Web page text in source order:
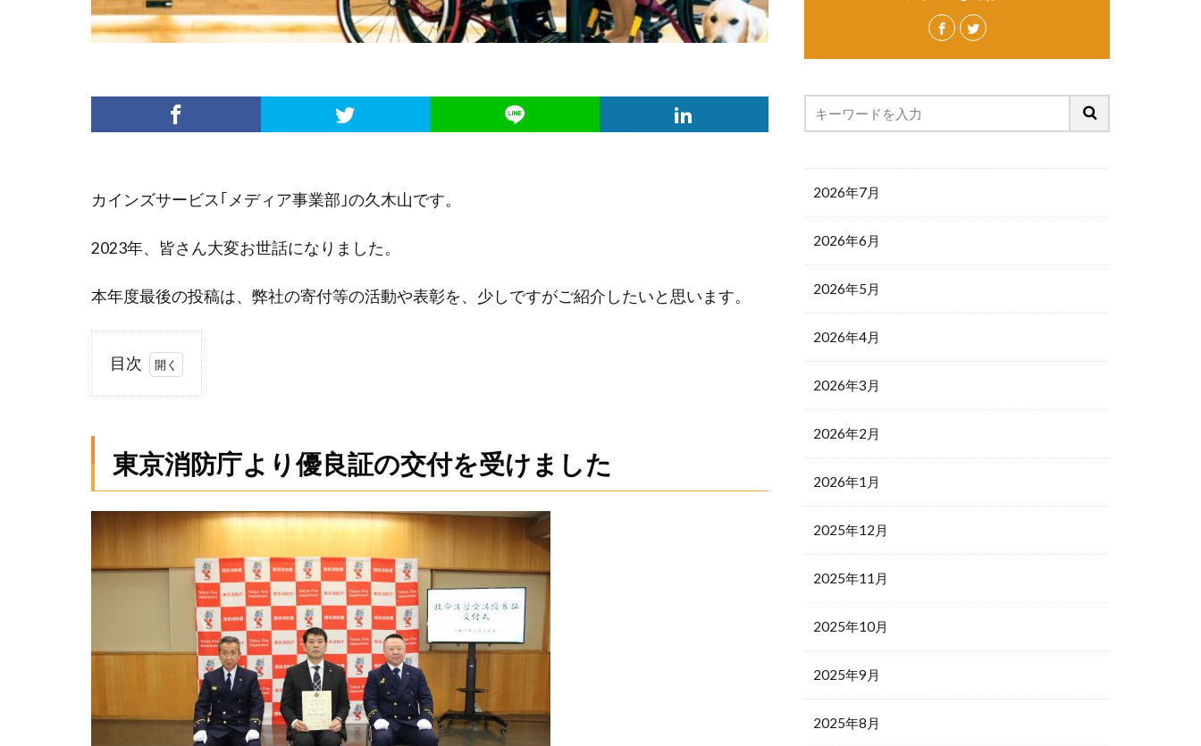
カインズサービス｢メディア事業部｣の久木山です。
2023年、皆さん大変お世話になりました。
本年度最後の投稿は、弊社の寄付等の活動や表彰を、少しですがご紹介したいと思います。
目次
消
防
庁
よ
り
良
付
け
東京消防庁より優良証の交付を受けました
2026年7月
2026年6月
2026年5月
2026年4月
2026年3月
2026年2月
2026年1月
2025年12月
2025年11月
2025年10月
2025年9月
2025年8月